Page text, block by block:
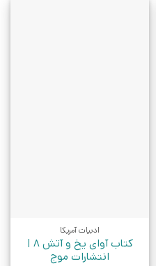
ادبیات آمریکا
کتاب آوای یخ و آتش 8 |
انتشارات موج